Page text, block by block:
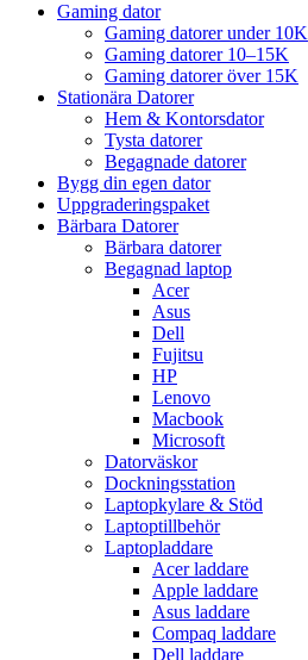
Gaming dator
Gaming datorer under 10K
Gaming datorer 10–15K
Gaming datorer över 15K
Stationära Datorer
Hem & Kontorsdator
Tysta datorer
Begagnade datorer
Bygg din egen dator
Uppgraderingspaket
Bärbara Datorer
Bärbara datorer
Begagnad laptop
Acer
Asus
Dell
Fujitsu
HP
Lenovo
Macbook
Microsoft
Datorväskor
Dockningsstation
Laptopkylare & Stöd
Laptoptillbehör
Laptopladdare
Acer laddare
Apple laddare
Asus laddare
Compaq laddare
Dell laddare